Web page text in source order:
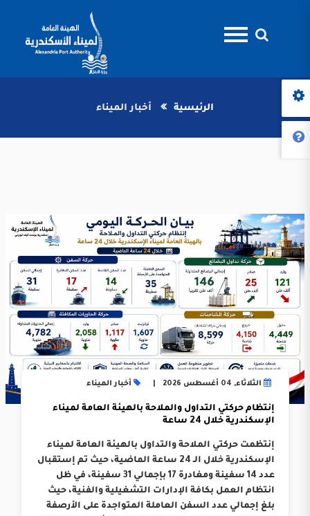
الرئيسية أخبار الميناء
الثلاثاء, 04 أغسطس 2026 أخبار الميناء
إنتظام حركتي التداول والملاحة بالهيئة العامة لميناء
الإسكندرية خلال 24 ساعة
إنتظمت حركتي الملاحة والتداول بالهيئة العامة لميناء
الإسكندرية خلال الـ 24 ساعة الماضية، حيث تم إستقبال
عدد 14 سفينة ومغادرة 17 بإجمالي 31 سفينة، في ظل
انتظام العمل بكافة الإدارات التشغيلية والفنية، حيث
بلغ إجمالي عدد السفن العاملة المتواجدة على الأرصفة